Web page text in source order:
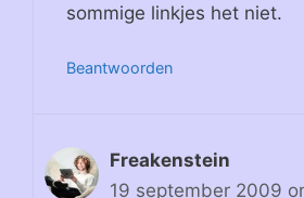
sommige linkjes het niet.
Beantwoorden
Freakenstein
19 september 2009